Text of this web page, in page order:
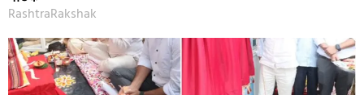
RashtraRakshak